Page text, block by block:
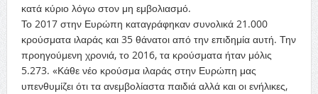
κατά κύριο λόγω στον μη εμβολιασμό.
Το 2017 στην Ευρώπη καταγράφηκαν συνολικά 21.000
κρούσματα ιλαράς και 35 θάνατοι από την επιδημία αυτή. Την
προηγούμενη χρονιά, το 2016, τα κρούσματα ήταν μόλις
5.273. «Κάθε νέο κρούσμα ιλαράς στην Ευρώπη μας
υπενθυμίζει ότι τα ανεμβολίαστα παιδιά αλλά και οι ενήλικες,